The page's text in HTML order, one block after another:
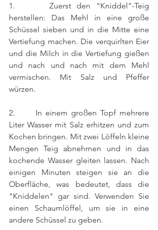
1.      Zuerst den "Kniddel"-Teig
herstellen: Das Mehl in eine große
Schüssel sieben und in die Mitte eine
Vertiefung machen. Die verquirlten Eier
und die Milch in die Vertiefung gießen
und nach und nach mit dem Mehl
vermischen. Mit Salz und Pfeffer
würzen.
2.      In einem großen Topf mehrere
Liter Wasser mit Salz erhitzen und zum
Kochen bringen. Mit zwei Löffeln kleine
Mengen Teig abnehmen und in das
kochende Wasser gleiten lassen. Nach
einigen Minuten steigen sie an die
Oberfläche, was bedeutet, dass die
"Kniddelen" gar sind. Verwenden Sie
einen Schaumlöffel, um sie in eine
andere Schüssel zu geben.